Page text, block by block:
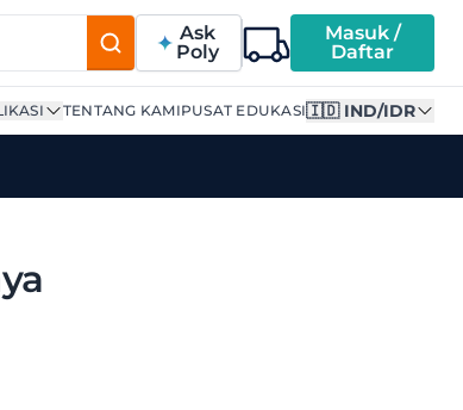
Ask
Poly
Masuk /
Daftar
TENTANG KAMIPUSAT EDUKASI🇮🇩 IND/IDR